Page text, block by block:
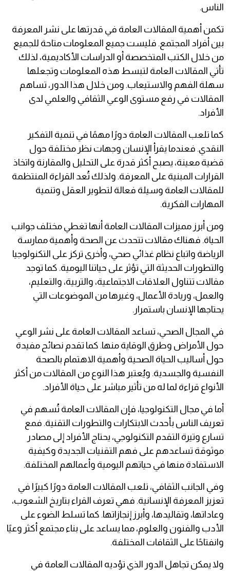
الناس.
تكمن أهمية المقالات العامة في قدرتها على نشر المعرفة
بين أفراد المجتمع. فليست جميع المعلومات متاحة للجميع
من خلال الكتب المتخصصة أو الدراسات الأكاديمية، لذلك
تأتي المقالات العامة لتبسط هذه المعلومات وتجعلها
سهلة الفهم والاستيعاب. ومن خلال هذا الدور، تساهم
المقالات في رفع مستوى الوعي الثقافي والعلمي لدى
الأفراد.
كما تلعب المقالات العامة دورًا مهمًا في تنمية التفكير
النقدي. فعندما يقرأ الإنسان وجهات نظر مختلفة حول
قضية معينة، يصبح أكثر قدرة على التحليل والمقارنة واتخاذ
القرارات المبنية على المعرفة. ولذلك تُعد القراءة المنتظمة
للمقالات العامة وسيلة فعالة لتطوير العقل وتنمية
المهارات الفكرية.
ومن أبرز مميزات المقالات العامة أنها تغطي مختلف جوانب
الحياة. فهناك مقالات تتحدث عن الصحة وأهمية ممارسة
الرياضة واتباع نظام غذائي صحي، وأخرى تركز على التكنولوجيا
والتطورات الحديثة التي تؤثر على حياتنا اليومية. كما توجد
مقالات تتناول العلاقات الاجتماعية، والتربية، والتعليم،
والعمل، وريادة الأعمال، وغيرها من الموضوعات التي
يحتاجها الإنسان باستمرار.
في المجال الصحي، تساعد المقالات العامة على نشر الوعي
حول الأمراض وطرق الوقاية منها. كما تقدم نصائح مفيدة
حول أساليب الحياة الصحية وأهمية الاهتمام بالصحة
النفسية والجسدية. ويُعتبر هذا النوع من المقالات من أكثر
الأنواع قراءة لما له من تأثير مباشر على حياة الأفراد.
أما في مجال التكنولوجيا، فإن المقالات العامة تُسهم في
تعريف الناس بأحدث الابتكارات والتطورات التقنية. فمع
تسارع وتيرة التقدم التكنولوجي، يحتاج الأفراد إلى مصادر
موثوقة تساعدهم على فهم التقنيات الجديدة وكيفية
الاستفادة منها في حياتهم اليومية وأعمالهم المختلفة.
وفي الجانب الثقافي، تلعب المقالات العامة دورًا كبيرًا في
تعزيز المعرفة الإنسانية. فهي تعرف القراء بتاريخ الشعوب،
وعاداتها، وتقاليدها، وأبرز إنجازاتها. كما تسلط الضوء على
الأدب والفنون والعلوم، مما يساعد على بناء مجتمع أكثر وعيًا
وانفتاحًا على الثقافات المختلفة.
ولا يمكن تجاهل الدور الذي تؤديه المقالات العامة في